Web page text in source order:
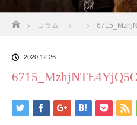
コラム
2020.12.26